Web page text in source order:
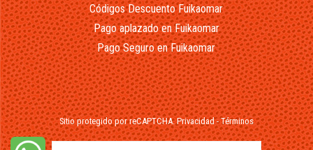
Códigos Descuento Fuikaomar
Pago aplazado en Fuikaomar
Pago Seguro en Fuikaomar
Sitio protegido por reCAPTCHA.Privacidad-Términos